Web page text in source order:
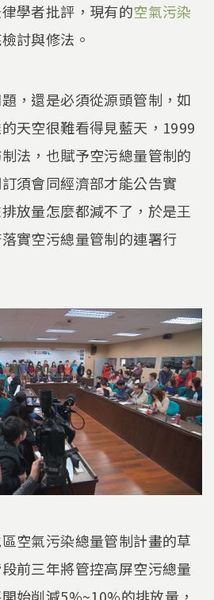
學者批評，現有的空氣污染
討與修法。
，還是必須從源頭管制，如
天空很難看得見藍天，1999
法，也賦予空污總量管制的
須會同經濟部才能公告實
放量怎麼都減不了，於是王
實空污總量管制的連署行
空氣污染總量管制計畫的草
前三年將管控高屏空污總量